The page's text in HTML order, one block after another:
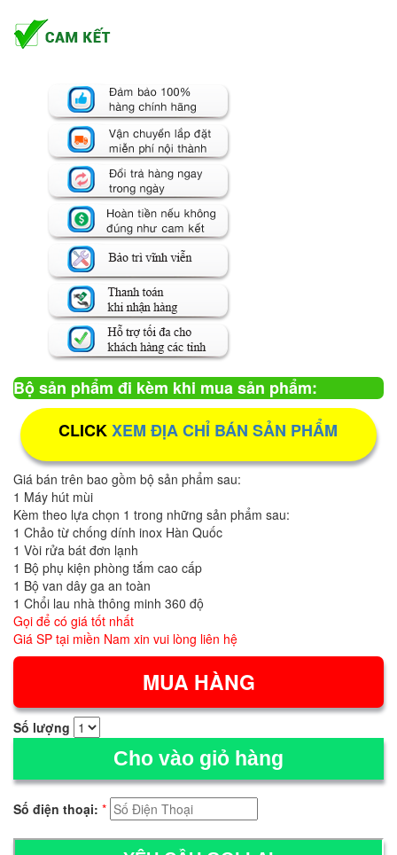
Bộ sản phẩm đi kèm khi mua sản phẩm:
CLICKXEM ĐỊA CHỈ BÁN SẢN PHẨM
Giá bán trên bao gồm bộ sản phẩm sau:
1 Máy hút mùi
Kèm theo lựa chọn 1 trong những sản phẩm sau:
1 Chảo từ chống dính inox Hàn Quốc
1 Vòi rửa bát đơn lạnh
1 Bộ phụ kiện phòng tắm cao cấp
1 Bộ van dây ga an toàn
1 Chổi lau nhà thông minh 360 độ
Gọi để có giá tốt nhất
Giá SP tại miền Nam xin vui lòng liên hệ
Số lượng
Cho vào giỏ hàng
Số điện thoại: *